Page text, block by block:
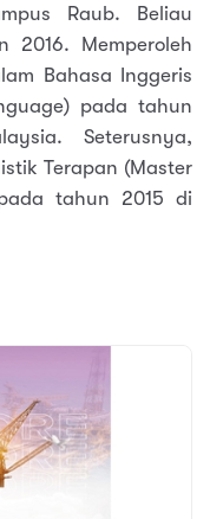
Raub. Beliau
2016. Memperoleh
Bahasa Inggeris
pada tahun
Seterusnya,
Terapan (Master
tahun 2015 di